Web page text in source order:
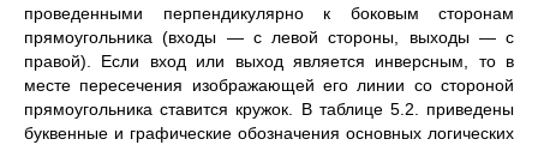
проведенными перпендикулярно к боковым сторонам
прямоугольника (входы — с левой стороны, выходы — с
правой). Если вход или выход является инверсным, то в
месте пересечения изображающей его линии со стороной
прямоугольника ставится кружок. В таблице 5.2. приведены
буквенные и графические обозначения основных логических